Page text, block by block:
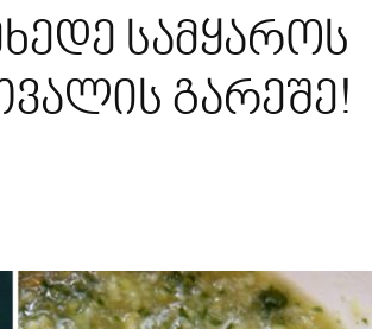
სამყაროს
გარეშე!